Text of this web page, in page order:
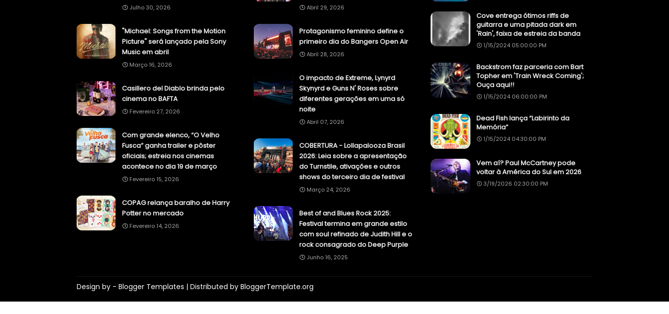
Julho 30, 2026
"Michael: Songs from the Motion
Picture" será lançado pela Sony
Music em abril
Março 16, 2026
Casillero del Diablo brinda pelo
cinema no BAFTA
Fevereiro 27, 2026
Com grande elenco, “O Velho
Fusca” ganha trailer e pôster
oficiais; estreia nos cinemas
acontece no dia 19 de março
Fevereiro 15, 2026
COPAG relança baralho de Harry
Potter no mercado
Fevereiro 14, 2026
Abril 29, 2026
Protagonismo feminino define o
primeiro dia do Bangers Open Air
Abril 28, 2026
O impacto de Extreme, Lynyrd
Skynyrd e Guns N' Roses sobre
diferentes gerações em uma só
noite
Abril 07, 2026
COBERTURA - Lollapalooza Brasil
2026: Leia sobre a apresentação
do Turnstile, ativações e outros
shows do terceiro dia de festival
Março 24, 2026
Best of and Blues Rock 2025:
Festival termina em grande estilo
com soul refinado de Judith Hill e o
rock consagrado do Deep Purple
Junho 16, 2025
Cove entrega ótimos riffs de
guitarra e uma pitada dark em
'Rain', faixa de estreia da banda
1/15/2024 05:00:00 PM
Backstrom faz parceria com Bart
Topher em 'Train Wreck Coming';
Ouça aqui!!
1/15/2024 06:00:00 PM
Dead Fish lança “Labirinto da
Memória”
1/15/2024 04:30:00 PM
Vem aí? Paul McCartney pode
voltar à América do Sul em 2026
3/19/2026 02:30:00 PM
Design by - Blogger Templates | Distributed by BloggerTemplate.org